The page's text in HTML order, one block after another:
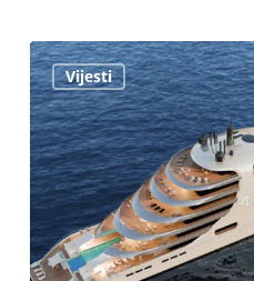
Vijesti
Maybachovu
novu
gigajahtu
i
members’
club
gradiće
Lloyd
Werft